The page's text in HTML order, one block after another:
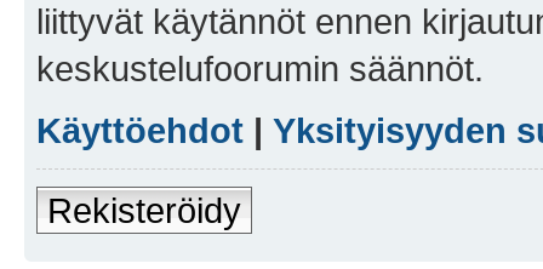
liittyvät käytännöt ennen
keskustelufoorumin säännöt.
Käyttöehdot | Yksityisyyden
Rekisteröidy